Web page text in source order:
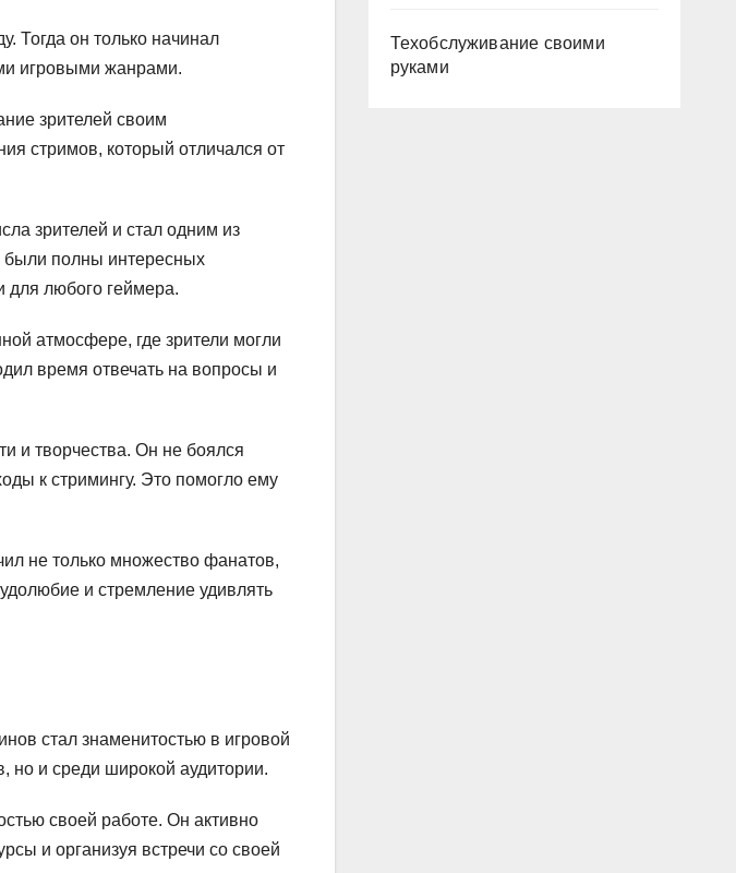
Тогда он только начинал
игровыми жанрами.
зрителей своим
стримов, который отличался от
зрителей и стал одним из
были полны интересных
для любого геймера.
атмосфере, где зрители могли
время отвечать на вопросы и
и творчества. Он не боялся
к стримингу. Это помогло ему
не только множество фанатов,
и стремление удивлять
стал знаменитостью в игровой
но и среди широкой аудитории.
своей работе. Он активно
и организуя встречи со своей
Техобслуживание своими
руками